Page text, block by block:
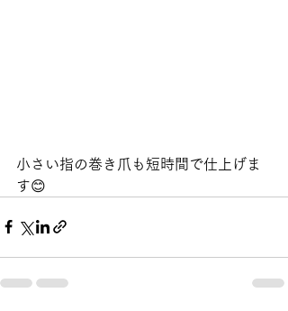
小さい指の巻き爪も短時間で仕上げま
す😊